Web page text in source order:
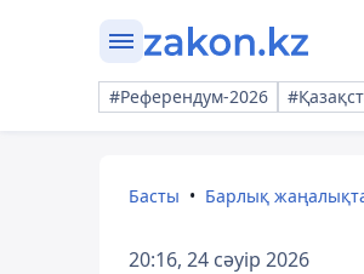
#Референдум-2026
Басты Барлық
20:16, 24 сәуір 2026